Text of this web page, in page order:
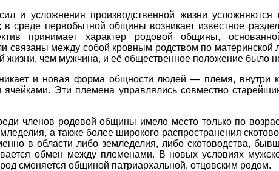
и усложнения производственной жизни
среде первобытной общины возникает известное
принимает характер родовой общины,
связаны между собой кровным родством по материнской
жизни, чем мужчина, и её общественное положение было
и новая форма общности людей — племя,
Эти племена управлялись совместно
членов родовой общины имело место только по
а также более широкого распространения
в области либо земледелия, либо скотоводства,
обмен между племенами. В новых условиях
сменяется общиной патриархальной, отцовским родом.